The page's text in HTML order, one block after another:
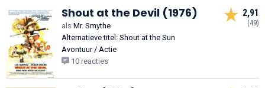
Shout at the Devil (1976)
als Mr. Smythe
Alternatieve titel: Shout at the Sun
Avontuur / Actie
10 reacties
2,91
(49)